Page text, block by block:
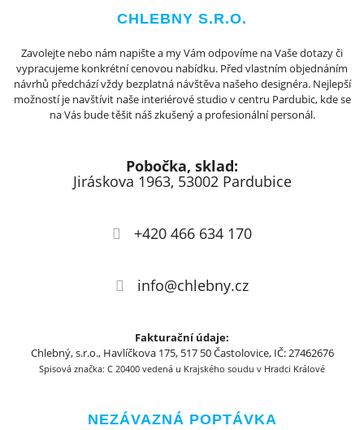
CHLEBNY S.R.O.
Zavolejte nebo nám napište a my Vám odpovíme na Vaše dotazy či
vypracujeme konkrétní cenovou nabídku. Před vlastním objednáním
návrhů předchází vždy bezplatná návštěva našeho designéra. Nejlepší
možností je navštívit naše interiérové studio v centru Pardubic, kde se
na Vás bude těšit náš zkušený a profesionální personál.
Pobočka, sklad:
Jiráskova 1963, 53002 Pardubice
+420 466 634 170
info@chlebny.cz
Fakturační údaje:
Chlebný, s.r.o., Havlíčkova 175, 517 50 Častolovice, IČ: 27462676
Spisová značka: C 20400 vedená u Krajského soudu v Hradci Králové
NEZÁVAZNÁ POPTÁVKA